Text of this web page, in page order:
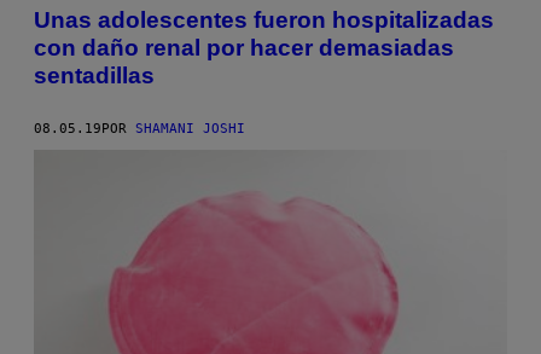
Unas adolescentes fueron hospitalizadas
con daño renal por hacer demasiadas
sentadillas
08.05.19 POR SHAMANI JOSHI